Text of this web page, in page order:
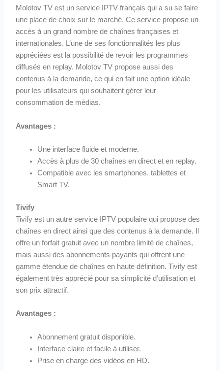
Molotov TV est un service IPTV français qui a su se faire
une place de choix sur le marché. Ce service propose un
accès à un grand nombre de chaînes françaises et
internationales. L’une de ses fonctionnalités les plus
appréciées est la possibilité de revoir les programmes
diffusés en replay. Molotov TV propose aussi des
contenus à la demande, ce qui en fait une option idéale
pour les utilisateurs qui souhaitent gérer leur
consommation de médias.
Avantages :
Une interface fluide et moderne.
Accès à plus de 30 chaînes en direct et en replay.
Compatible avec les smartphones, tablettes et
Smart TV.
Tivify
Tivify est un autre service IPTV populaire qui propose des
chaînes en direct ainsi que des contenus à la demande. Il
offre un forfait gratuit avec un nombre limité de chaînes,
mais aussi des abonnements payants qui offrent une
gamme étendue de chaînes en haute définition. Tivify est
également très apprécié pour sa simplicité d’utilisation et
son prix attractif.
Avantages :
Abonnement gratuit disponible.
Interface claire et facile à utiliser.
Prise en charge des vidéos en HD.